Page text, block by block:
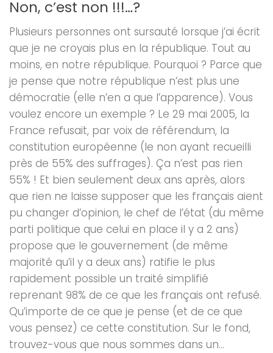
Non, c’est non !!!…?
Plusieurs personnes ont sursauté lorsque j’ai écrit
que je ne croyais plus en la république. Tout au
moins, en notre république. Pourquoi ? Parce que
je pense que notre république n’est plus une
démocratie (elle n’en a que l’apparence). Vous
voulez encore un exemple ? Le 29 mai 2005, la
France refusait, par voix de référendum, la
constitution européenne (le non ayant recueilli
près de 55% des suffrages). Ça n’est pas rien
55% ! Et bien seulement deux ans après, alors
que rien ne laisse supposer que les français aient
pu changer d’opinion, le chef de l’état (du même
parti politique que celui en place il y a 2 ans)
propose que le gouvernement (de même
majorité qu’il y a deux ans) ratifie le plus
rapidement possible un traité simplifié
reprenant 98% de ce que les français ont refusé.
Qu’importe de ce que je pense (et de ce que
vous pensez) ce cette constitution. Sur le fond,
trouvez-vous que nous sommes dans un...